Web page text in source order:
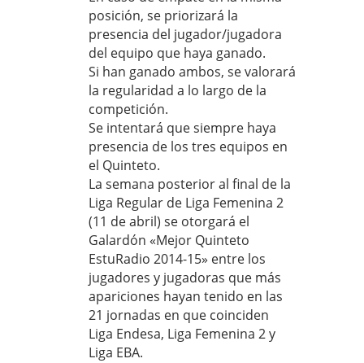
posición, se priorizará la
presencia del jugador/jugadora
del equipo que haya ganado.
Si han ganado ambos, se valorará
la regularidad a lo largo de la
competición.
Se intentará que siempre haya
presencia de los tres equipos en
el Quinteto.
La semana posterior al final de la
Liga Regular de Liga Femenina 2
(11 de abril) se otorgará el
Galardón «Mejor Quinteto
EstuRadio 2014-15» entre los
jugadores y jugadoras que más
apariciones hayan tenido en las
21 jornadas en que coinciden
Liga Endesa, Liga Femenina 2 y
Liga EBA.